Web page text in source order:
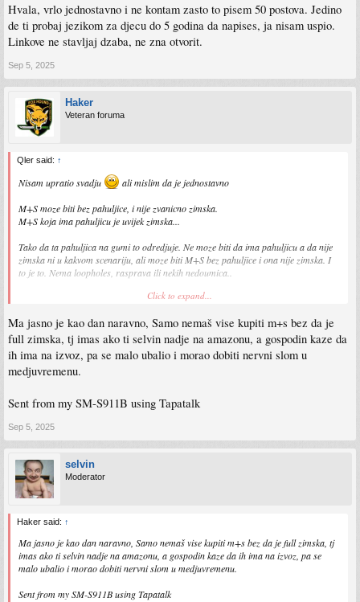
https://www.tires-easy.com/blog/winter-tire-laws/
Hvala, vrlo jednostavno i ne kontam zasto to pisem 50 postova. Jedino
de ti probaj jezikom za djecu do 5 godina da napises, ja nisam uspio.
Linkove ne stavljaj dzaba, ne zna otvorit.
Sep 5, 2025
Haker
Veteran foruma
Qler said: ↑
Nisam upratio svadju
ali mislim da je jednostavno
M+S moze biti bez pahuljice, i nije zvanicno zimska.
M+S koja ima pahuljicu je uvijek zimska...
Tako da ta pahuljica na gumi to odredjuje. Ne moze biti da ima pahuljicu a da nije
zimska ni u kakvom scenariju, ali moze biti M+S bez pahuljice i ona nije zimska. I
to je to. Nema loopholes, rasprava ili nekih nedoumica..
https://www.tires-easy.com/blog/winter-tire-laws/
Click to expand...
Ma jasno je kao dan naravno, Samo nemaš vise kupiti m+s bez da je
full zimska, tj imas ako ti selvin nadje na amazonu, a gospodin kaze da
ih ima na izvoz, pa se malo ubalio i morao dobiti nervni slom u
medjuvremenu.
Sent from my SM-S911B using Tapatalk
Sep 5, 2025
selvin
Moderator
Haker said: ↑
Ma jasno je kao dan naravno, Samo nemaš vise kupiti m+s bez da je full zimska, tj
imas ako ti selvin nadje na amazonu, a gospodin kaze da ih ima na izvoz, pa se
malo ubalio i morao dobiti nervni slom u medjuvremenu.
Sent from my SM-S911B using Tapatalk